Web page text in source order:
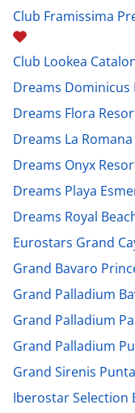
Club Framissima
Club Lookea
Dreams Dominicus
Dreams Flora
Dreams La
Dreams Onyx
Dreams Playa
Dreams Royal
Eurostars Grand
Grand Bavaro
Grand Palladium
Grand Palladium
Grand Palladium
Grand Sirenis
Iberostar Selection